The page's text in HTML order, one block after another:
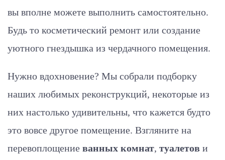
вы вполне можете выполнить самостоятельно.
Будь то косметический ремонт или создание
уютного гнездышка из чердачного помещения.
Нужно вдохновение? Мы собрали подборку
наших любимых реконструкций, некоторые из
них настолько удивительны, что кажется будто
это вовсе другое помещение. Взгляните на
перевоплощение ванных комнат, туалетов и